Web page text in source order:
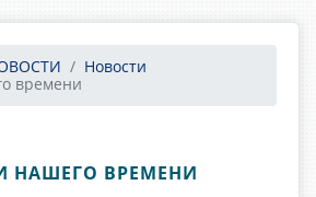
Новости
времени
НАШЕГО ВРЕМЕНИ